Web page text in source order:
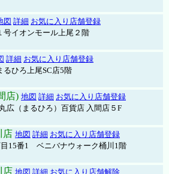
図 詳細 お気に入り店舗登録
号イオンモール上尾２階
詳細 お気に入り店舗登録
ひろ上尾SC店5階
店) 地図 詳細 お気に入り店舗登録
（まるひろ）百貨店 入間店５F
店 地図 詳細 お気に入り店舗登録
15番1 ベニバナウォーク桶川1階
店 地図 詳細 お気に入り店舗解除